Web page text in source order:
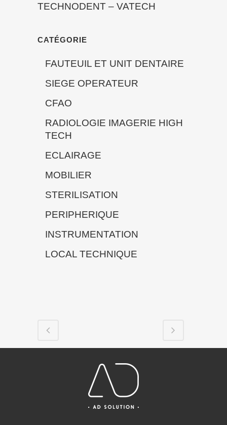
TECHNODENT – VATECH
CATÉGORIE
FAUTEUIL ET UNIT DENTAIRE
SIEGE OPERATEUR
CFAO
RADIOLOGIE IMAGERIE HIGH
TECH
ECLAIRAGE
MOBILIER
STERILISATION
PERIPHERIQUE
INSTRUMENTATION
LOCAL TECHNIQUE